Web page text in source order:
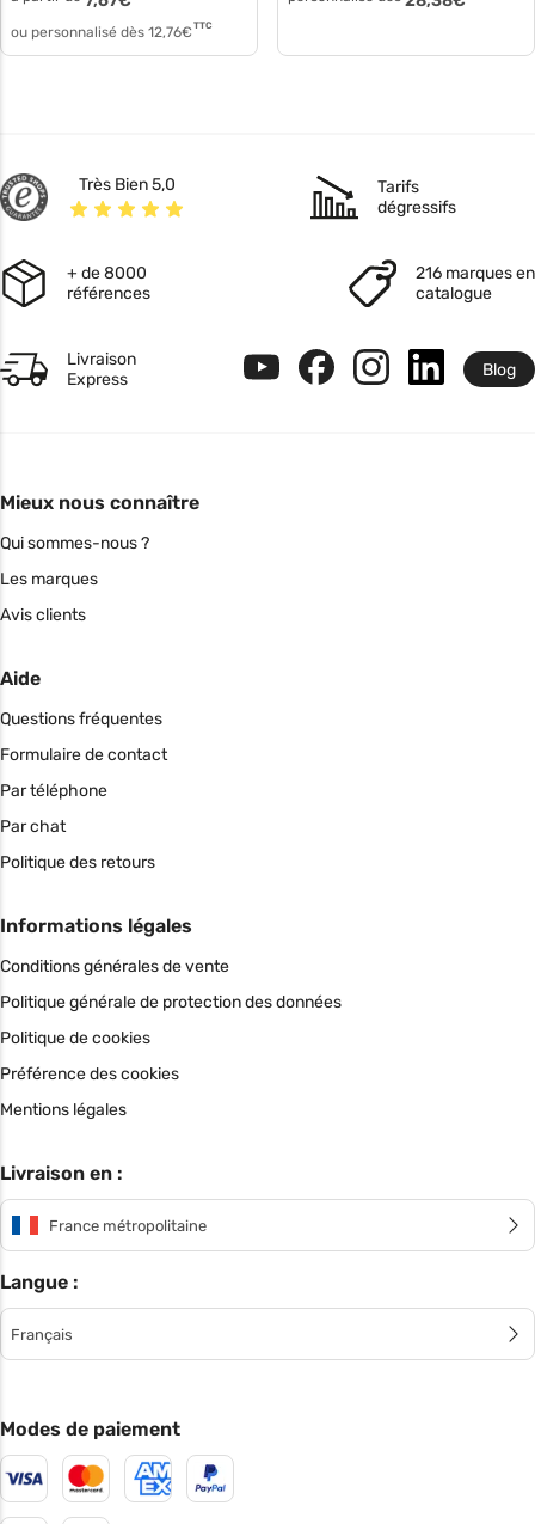
ou personnalisé dès 12,76€ TTC
Très Bien 5,0
Tarifs
dégressifs
+ de 8000
références
216 marques en
catalogue
Livraison
Express
Blog
Mieux nous connaître
Qui sommes-nous ?
Les marques
Avis clients
Aide
Questions fréquentes
Formulaire de contact
Par téléphone
Par chat
Politique des retours
Informations légales
Conditions générales de vente
Politique générale de protection des données
Politique de cookies
Préférence des cookies
Mentions légales
Livraison en :
France métropolitaine
Langue :
Français
Modes de paiement